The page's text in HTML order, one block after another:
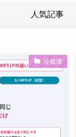
人気記事
冷蔵庫